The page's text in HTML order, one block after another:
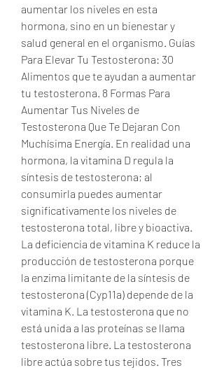
aumentar los niveles en esta
hormona, sino en un bienestar y
salud general en el organismo. Guías
Para Elevar Tu Testosterona: 30
Alimentos que te ayudan a aumentar
tu testosterona. 8 Formas Para
Aumentar Tus Niveles de
Testosterona Que Te Dejaran Con
Muchísima Energía. En realidad una
hormona, la vitamina D regula la
síntesis de testosterona; al
consumirla puedes aumentar
significativamente los niveles de
testosterona total, libre y bioactiva.
La deficiencia de vitamina K reduce la
producción de testosterona porque
la enzima limitante de la síntesis de
testosterona (Cyp11a) depende de la
vitamina K. La testosterona que no
está unida a las proteínas se llama
testosterona libre. La testosterona
libre actúa sobre tus tejidos. Tres